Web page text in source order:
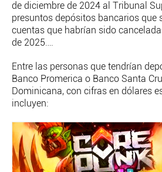
de diciembre de 2024 al Tribunal
presuntos depósitos bancarios que
cuentas que habrían sido
de 2025….
Entre las personas que tendrían
Banco Promerica o Banco Santa
Dominicana, con cifras en dólares
incluyen: